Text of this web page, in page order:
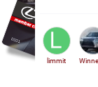
limmit